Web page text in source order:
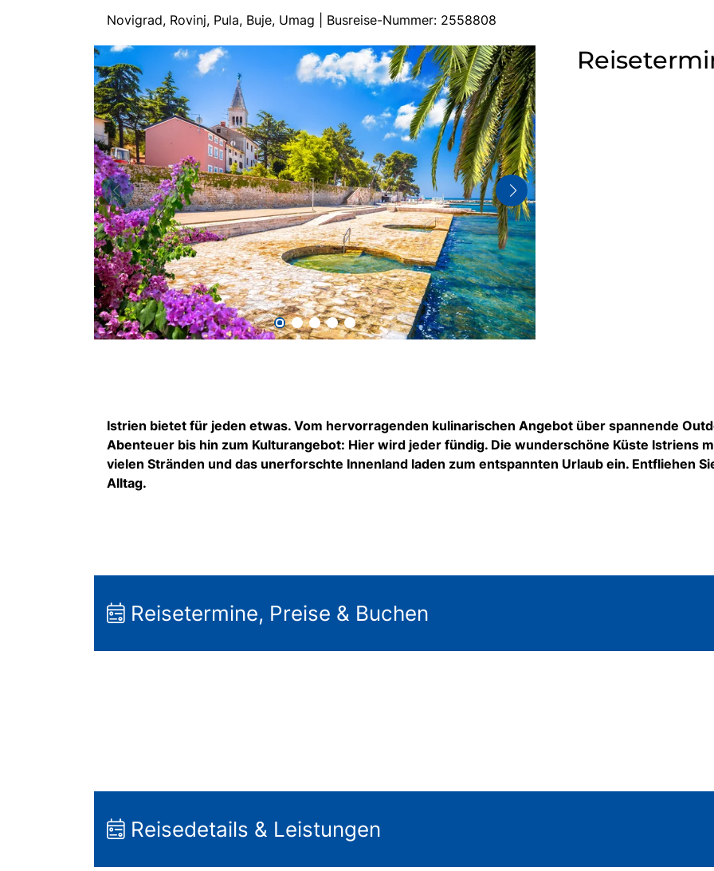
Novigrad, Rovinj, Pula, Buje, Umag | Busreise-Nummer: 2558808
Istrien bietet für jeden etwas. Vom hervorragenden kulinarischen Angebot über spannende
Abenteuer bis hin zum Kulturangebot: Hier wird jeder fündig. Die wunderschöne Küste Istriens
vielen Stränden und das unerforschte Innenland laden zum entspannten Urlaub ein. Entfliehen
Alltag.
Reisetermine, Preise & Buchen
Reisedetails & Leistungen